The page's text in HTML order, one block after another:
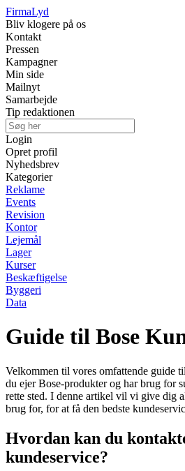
FirmaLyd
Bliv klogere på os
Kontakt
Pressen
Kampagner
Min side
Mailnyt
Samarbejde
Tip redaktionen
Login
Opret profil
Nyhedsbrev
Kategorier
Reklame
Events
Revision
Kontor
Lejemål
Lager
Kurser
Beskæftigelse
Byggeri
Data
Guide til Bose
Velkommen til vores omfattende guide
du ejer Bose-produkter og har brug for
rette sted. I denne artikel vil vi give dig
brug for, for at få den bedste
Hvordan kan du
kundeservice?